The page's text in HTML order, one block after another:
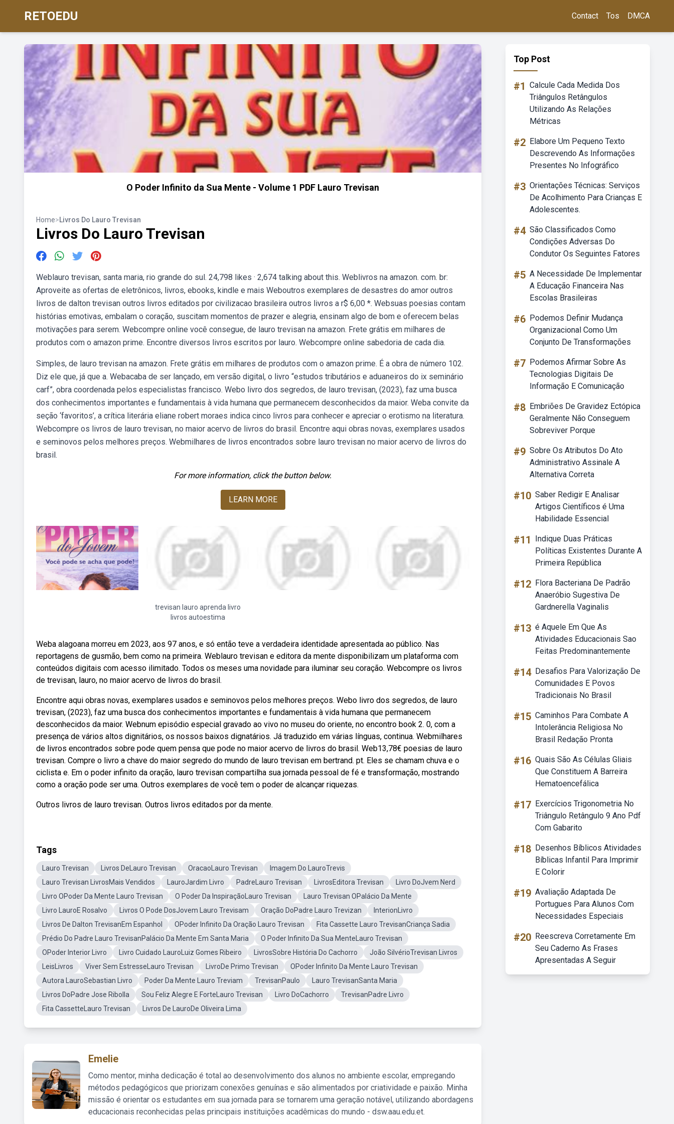
RETOEDU Contact Tos DMCA
O Poder Infinito da Sua Mente - Volume 1 PDF Lauro Trevisan
Home>Livros Do Lauro Trevisan
Livros Do Lauro Trevisan
Weblauro trevisan, santa maria, rio grande do sul. 24,798 likes · 2,674 talking about this. Weblivros na amazon. com. br:
Aproveite as ofertas de eletrônicos, livros, ebooks, kindle e mais Weboutros exemplares de desastres do amor outros
livros de dalton trevisan outros livros editados por civilizacao brasileira outros livros a r$ 6,00 *. Websuas poesias contam
histórias emotivas, embalam o coração, suscitam momentos de prazer e alegria, ensinam algo de bom e oferecem belas
motivações para serem. Webcompre online você consegue, de lauro trevisan na amazon. Frete grátis em milhares de
produtos com o amazon prime. Encontre diversos livros escritos por lauro. Webcompre online sabedoria de cada dia.
Simples, de lauro trevisan na amazon. Frete grátis em milhares de produtos com o amazon prime. É a obra de número 102.
Diz ele que, já que a. Webacaba de ser lançado, em versão digital, o livro “estudos tributários e aduaneiros do ix seminário
carf”, obra coordenada pelos especialistas francisco. Webo livro dos segredos, de lauro trevisan, (2023), faz uma busca
dos conhecimentos importantes e fundamentais à vida humana que permanecem desconhecidos da maior. Weba convite da
seção ‘favoritos’, a crítica literária eliane robert moraes indica cinco livros para conhecer e apreciar o erotismo na literatura.
Webcompre os livros de lauro trevisan, no maior acervo de livros do brasil. Encontre aqui obras novas, exemplares usados
e seminovos pelos melhores preços. Webmilhares de livros encontrados sobre lauro trevisan no maior acervo de livros do
brasil.
For more information, click the button below.
LEARN MORE
trevisan lauro aprenda livro
livros autoestima
Weba alagoana morreu em 2023, aos 97 anos, e só então teve a verdadeira identidade apresentada ao público. Nas
reportagens de gusmão, bem como na primeira. Weblauro trevisan e editora da mente disponibilizam um plataforma com
conteúdos digitais com acesso ilimitado. Todos os meses uma novidade para iluminar seu coração. Webcompre os livros
de trevisan, lauro, no maior acervo de livros do brasil.
Encontre aqui obras novas, exemplares usados e seminovos pelos melhores preços. Webo livro dos segredos, de lauro
trevisan, (2023), faz uma busca dos conhecimentos importantes e fundamentais à vida humana que permanecem
desconhecidos da maior. Webnum episódio especial gravado ao vivo no museu do oriente, no encontro book 2. 0, com a
presença de vários altos dignitários, os nossos baixos dignatários. Já traduzido em várias línguas, continua. Webmilhares
de livros encontrados sobre pode quem pensa que pode no maior acervo de livros do brasil. Web13,78€ poesias de lauro
trevisan. Compre o livro a chave do maior segredo do mundo de lauro trevisan em bertrand. pt. Eles se chamam chuva e o
ciclista e. Em o poder infinito da oração, lauro trevisan compartilha sua jornada pessoal de fé e transformação, mostrando
como a oração pode ser uma. Outros exemplares de você tem o poder de alcançar riquezas.
Outros livros de lauro trevisan. Outros livros editados por da mente.
Tags
Lauro Trevisan Livros DeLauro Trevisan OracaoLauro Trevisan
Imagem Do LauroTrevis
Lauro Trevisan LivrosMais Vendidos
LauroJardim Livro PadreLauro Trevisan LivrosEditora Trevisan
Livro DoJvem Nerd
Livro OPoder Da Mente Lauro Trevisan
O Poder Da InspiraçãoLauro Trevisan
Lauro Trevisan OPalácio Da Mente
Livro LauroE Rosalvo
Livros O Pode DosJovem Lauro Trevisam Oração DoPadre Lauro Trevizan
InterionLivro
Livros De Dalton TrevisanEm Espanhol
OPoder Infinito Da Oração Lauro Trevisan
Fita Cassette Lauro TrevisanCriança Sadia
Prédio Do Padre Lauro TrevisanPalácio Da Mente Em Santa Maria
O Poder Infinito Da Sua MenteLauro Trevisan
OPoder Interior Livro
Livro Cuidado LauroLuiz Gomes Ribeiro LivrosSobre História Do Cachorro
João SilvérioTrevisan Livros
LeisLivros
Viver Sem EstresseLauro Trevisan LivroDe Primo Trevisan
OPoder Infinito Da Mente Lauro Trevisan
Autora LauroSebastian Livro
Poder Da Mente Lauro Treviam TrevisanPaulo
Lauro TrevisanSanta Maria
Livros DoPadre Jose Ribolla
Sou Feliz Alegre E ForteLauro Trevisan Livro DoCachorro
TrevisanPadre Livro
Fita CassetteLauro Trevisan
Livros De LauroDe Oliveira Lima
Emelie
Como mentor, minha dedicação é total ao desenvolvimento dos alunos no ambiente escolar, empregando
métodos pedagógicos que priorizam conexões genuínas e são alimentados por criatividade e paixão. Minha
missão é orientar os estudantes em sua jornada para se tornarem uma geração notável, utilizando abordagens
educacionais reconhecidas pelas principais instituições acadêmicas do mundo - dsw.aau.edu.et.
Top Post
#1 Calcule Cada Medida Dos
Triângulos Retângulos
Utilizando As Relações
Métricas
#2 Elabore Um Pequeno Texto
Descrevendo As Informações
Presentes No Infográfico
#3 Orientações Técnicas: Serviços
De Acolhimento Para Crianças E
Adolescentes.
#4 São Classificados Como
Condições Adversas Do
Condutor Os Seguintes Fatores
#5 A Necessidade De Implementar
A Educação Financeira Nas
Escolas Brasileiras
#6 Podemos Definir Mudança
Organizacional Como Um
Conjunto De Transformações
#7 Podemos Afirmar Sobre As
Tecnologias Digitais De
Informação E Comunicação
#8 Embriões De Gravidez Ectópica
Geralmente Não Conseguem
Sobreviver Porque
#9 Sobre Os Atributos Do Ato
Administrativo Assinale A
Alternativa Correta
#10 Saber Redigir E Analisar
Artigos Científicos é Uma
Habilidade Essencial
#11
Indique Duas Práticas
Políticas Existentes Durante A
Primeira República
#12 Flora Bacteriana De Padrão
Anaeróbio Sugestiva De
Gardnerella Vaginalis
#13 é Aquele Em Que As
Atividades Educacionais Sao
Feitas Predominantemente
#14 Desafios Para Valorização De
Comunidades E Povos
Tradicionais No Brasil
#15 Caminhos Para Combate A
Intolerância Religiosa No
Brasil Redação Pronta
#16 Quais São As Células Gliais
Que Constituem A Barreira
Hematoencefálica
#17 Exercícios Trigonometria No
Triângulo Retângulo 9 Ano Pdf
Com Gabarito
#18 Desenhos Bíblicos Atividades
Bíblicas Infantil Para Imprimir
E Colorir
#19 Avaliação Adaptada De
Portugues Para Alunos Com
Necessidades Especiais
#20 Reescreva Corretamente Em
Seu Caderno As Frases
Apresentadas A Seguir